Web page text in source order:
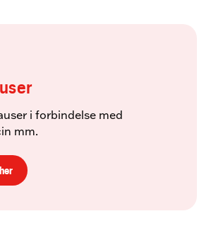
i forbindelse med
mm.